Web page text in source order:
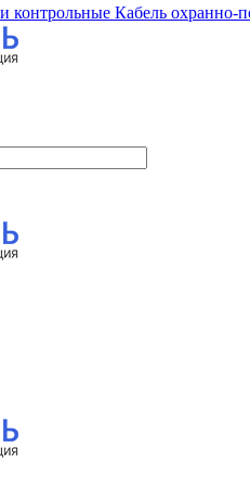
контрольные Кабель охранно-